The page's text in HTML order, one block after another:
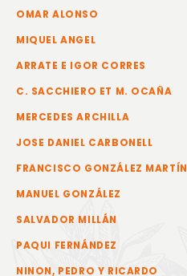
OMAR ALONSO
MIQUEL ANGEL
ARRATE E IGOR CORRES
C. SACCHIERO ET M. OCAÑA
MERCEDES ARCHILLA
JOSE DANIEL CARBONELL
FRANCISCO GONZÁLEZ MARTÍN
MANUEL GONZÁLEZ
SALVADOR MILLÁN
PAQUI FERNÁNDEZ
NINON, PEDRO Y RICARDO